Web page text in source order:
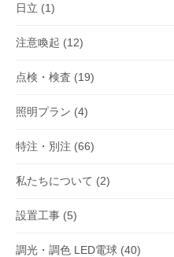
日立 (1)
注意喚起 (12)
点検・検査 (19)
照明プラン (4)
特注・別注 (66)
私たちについて (2)
設置工事 (5)
調光・調色 LED電球 (40)